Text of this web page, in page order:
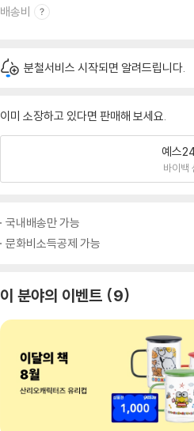
배송비
분철서비스 시작되면 알려드립니다.
이미 소장하고 있다면 판매해 보세요.
예스
바이백
국내배송만 가능
문화비소득공제 가능
이 분야의 이벤트 9